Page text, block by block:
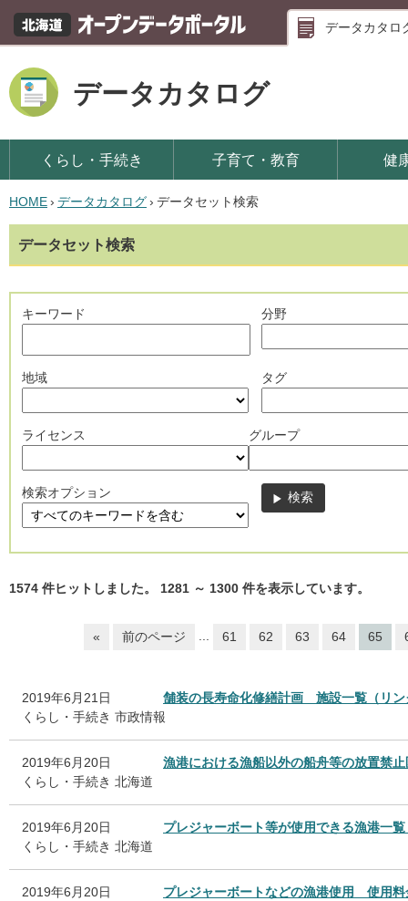
データカタロ
データカタログ
くらし・手続き 子育て・教育 健
HOME› データカタログ› データセット検索
データセット検索
キーワード 分野
地域 タグ
ライセンス グループ
検索オプション
1574 件ヒットしました。 1281 ～ 1300 件を表示しています。
« 前のページ ... 61 62 63 64 65
2019年6月21日
舗装の長寿命化修繕計画 施設一覧（リン
くらし・手続き 市政情報
2019年6月20日
漁港における漁船以外の船舟等の放置禁
くらし・手続き 北海道
2019年6月20日
プレジャーボート等が使用できる漁港一
くらし・手続き 北海道
2019年6月20日
プレジャーボートなどの漁港使用 使用料